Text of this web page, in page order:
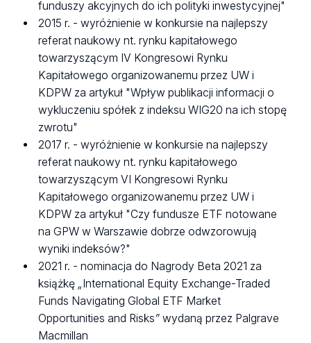
funduszy akcyjnych do ich polityki inwestycyjnej"
2015 r. - wyróżnienie w konkursie na najlepszy
referat naukowy nt. rynku kapitałowego
towarzyszącym IV Kongresowi Rynku
Kapitałowego organizowanemu przez UW i
KDPW za artykuł "Wpływ publikacji informacji o
wykluczeniu spółek z indeksu WIG20 na ich stopę
zwrotu"
2017 r. - wyróżnienie w konkursie na najlepszy
referat naukowy nt. rynku kapitałowego
towarzyszącym VI Kongresowi Rynku
Kapitałowego organizowanemu przez UW i
KDPW za artykuł "Czy fundusze ETF notowane
na GPW w Warszawie dobrze odwzorowują
wyniki indeksów?"
2021 r. - nominacja do Nagrody Beta 2021 za
książkę „International Equity Exchange-Traded
Funds Navigating Global ETF Market
Opportunities and Risks” wydaną przez Palgrave
Macmillan